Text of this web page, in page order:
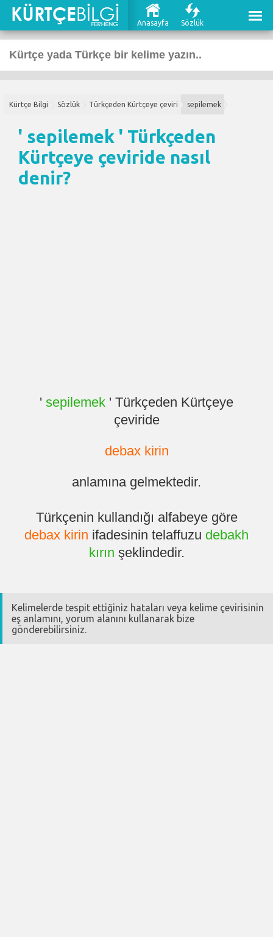
Anasayfa Sözlük
Kürtçe Bilgi Sözlük Türkçeden Kürtçeye çeviri sepilemek
' sepilemek ' Türkçeden
Kürtçeye çeviride nasıl
denir?
' sepilemek ' Türkçeden Kürtçeye
çeviride
debax kirin
anlamına gelmektedir.
Türkçenin kullandığı alfabeye göre
debax kirin ifadesinin telaffuzu debakh
kırın şeklindedir.
Kelimelerde tespit ettiğiniz hataları veya kelime çevirisinin
eş anlamını, yorum alanını kullanarak bize
gönderebilirsiniz.